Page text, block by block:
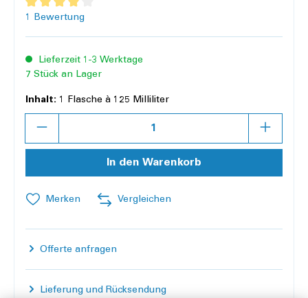
Durchschnittliche Bewertung von 4 von 5 Sternen
1 Bewertung
Lieferzeit 1-3 Werktage
7 Stück an Lager
Inhalt: 1 Flasche à 125 Milliliter
In den Warenkorb
Merken Vergleichen
Offerte anfragen
Lieferung und Rücksendung